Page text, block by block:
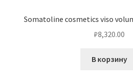
Somatoline cosmetics viso
₽8,320.00
В корзину